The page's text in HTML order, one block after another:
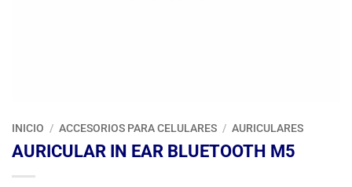
INICIO / ACCESORIOS PARA CELULARES / AURICULARES
AURICULAR IN EAR BLUETOOTH M5